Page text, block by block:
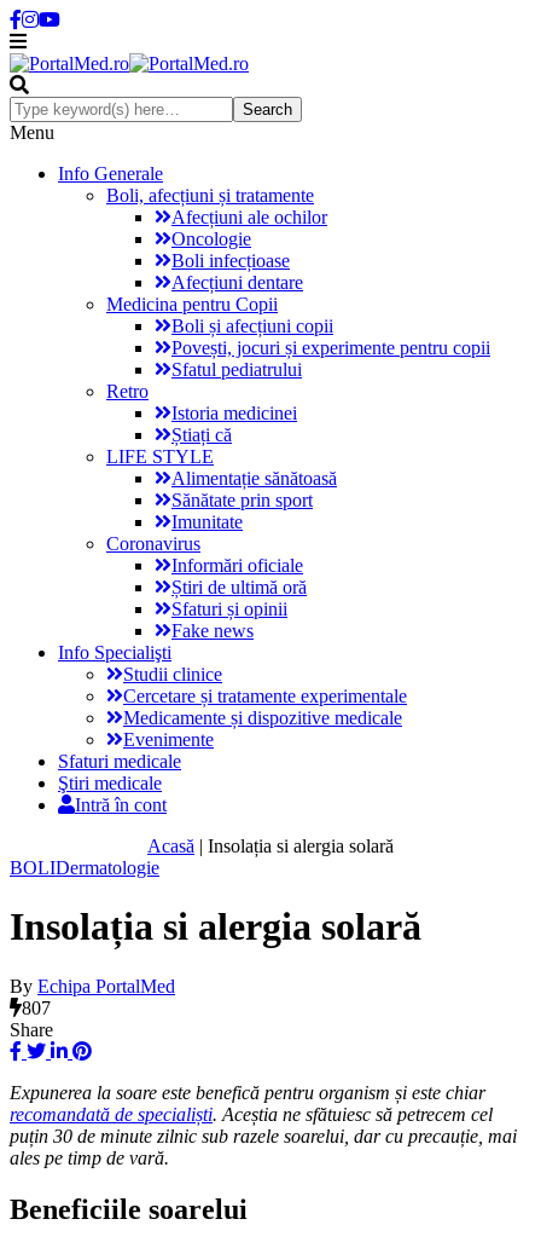
Menu
Info Generale
Boli, afecțiuni și tratamente
Afecțiuni ale ochilor
Oncologie
Boli infecțioase
Afecțiuni dentare
Medicina pentru Copii
Boli și afecțiuni copii
Povești, jocuri și experimente pentru copii
Sfatul pediatrului
Retro
Istoria medicinei
Știați că
LIFE STYLE
Alimentație sănătoasă
Sănătate prin sport
Imunitate
Coronavirus
Informări oficiale
Știri de ultimă oră
Sfaturi și opinii
Fake news
Info Specialişti
Studii clinice
Cercetare și tratamente experimentale
Medicamente și dispozitive medicale
Evenimente
Sfaturi medicale
Ştiri medicale
Intră în cont
Acasă | Insolația si alergia solară
BOLIDermatologie
Insolația si alergia solară
By Echipa PortalMed
807
Share
Expunerea la soare este benefică pentru organism și este chiar
recomandată de specialiști. Aceștia ne sfătuiesc să petrecem cel
puțin 30 de minute zilnic sub razele soarelui, dar cu precauție, mai
ales pe timp de vară.
Beneficiile soarelui